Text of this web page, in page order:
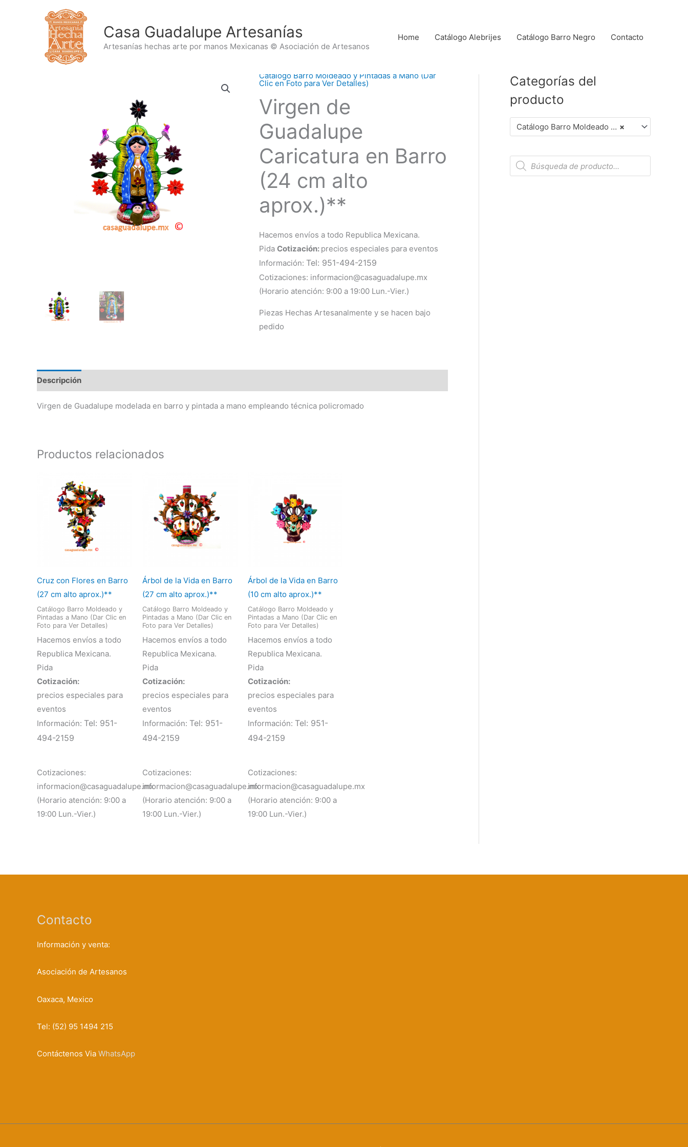
Casa Guadalupe Artesanías
Artesanías hechas arte por manos Mexicanas © Asociación de Artesanos
Home Catálogo Alebrijes Catálogo Barro Negro Contacto
Catálogo Barro Moldeado y Pintadas a Mano (Dar
Clic en Foto para Ver Detalles)
Virgen de
Guadalupe
Caricatura en Barro
(24 cm alto
aprox.)**
Hacemos envíos a todo Republica Mexicana.
Pida Cotización: precios especiales para eventos
Información: Tel: 951-494-2159
Cotizaciones: informacion@casaguadalupe.mx
(Horario atención: 9:00 a 19:00 Lun.-Vier.)
Piezas Hechas Artesanalmente y se hacen bajo
pedido
Descripción
Virgen de Guadalupe modelada en barro y pintada a mano empleando técnica policromado
Productos relacionados
Cruz con Flores en Barro
(27 cm alto aprox.)**
Catálogo Barro Moldeado y
Pintadas a Mano (Dar Clic en
Foto para Ver Detalles)
Hacemos envíos a todo
Republica Mexicana.
Pida
Cotización:
precios especiales para
eventos
Información: Tel: 951-
494-2159
Cotizaciones:
informacion@casaguadalupe.mx
(Horario atención: 9:00 a
19:00 Lun.-Vier.)
Árbol de la Vida en Barro
(27 cm alto aprox.)**
Catálogo Barro Moldeado y
Pintadas a Mano (Dar Clic en
Foto para Ver Detalles)
Hacemos envíos a todo
Republica Mexicana.
Pida
Cotización:
precios especiales para
eventos
Información: Tel: 951-
494-2159
Cotizaciones:
informacion@casaguadalupe.mx
(Horario atención: 9:00 a
19:00 Lun.-Vier.)
Árbol de la Vida en Barro
(10 cm alto aprox.)**
Catálogo Barro Moldeado y
Pintadas a Mano (Dar Clic en
Foto para Ver Detalles)
Hacemos envíos a todo
Republica Mexicana.
Pida
Cotización:
precios especiales para
eventos
Información: Tel: 951-
494-2159
Cotizaciones:
informacion@casaguadalupe.mx
(Horario atención: 9:00 a
19:00 Lun.-Vier.)
Categorías del
producto
×
Catálogo Barro Moldeado y Pintadas a Mano (Dar Clic en Foto para Ver Detalles)
B
s
Contacto
Información y venta:
Asociación de Artesanos
Oaxaca, Mexico
Tel: (52) 95 1494 215
Contáctenos Via WhatsApp